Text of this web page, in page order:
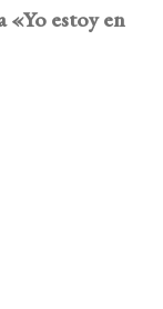
estoy en